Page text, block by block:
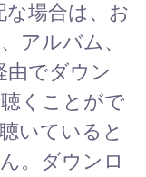
な場合は、お
アルバム、
由でダウン
くことがで
いていると
。ダウンロ